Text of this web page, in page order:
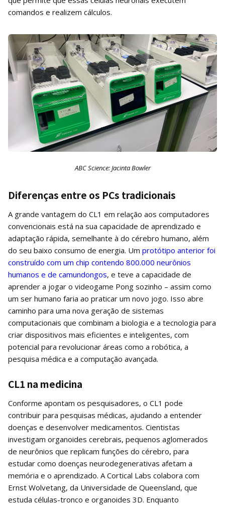
comandos e realizem cálculos.
ABC Science: Jacinta Bowler
Diferenças entre os PCs tradicionais
A grande vantagem do CL1 em relação aos computadores
convencionais está na sua capacidade de aprendizado e
adaptação rápida, semelhante à do cérebro humano, além
do seu baixo consumo de energia. Um protótipo anterior foi
construído com um chip contendo 800.000 neurônios
humanos e de camundongos, e teve a capacidade de
aprender a jogar o videogame Pong sozinho – assim como
um ser humano faria ao praticar um novo jogo. Isso abre
caminho para uma nova geração de sistemas
computacionais que combinam a biologia e a tecnologia para
criar dispositivos mais eficientes e inteligentes, com
potencial para revolucionar áreas como a robótica, a
pesquisa médica e a computação avançada.
CL1 na medicina
Conforme apontam os pesquisadores, o CL1 pode
contribuir para pesquisas médicas, ajudando a entender
doenças e desenvolver medicamentos. Cientistas
investigam organoides cerebrais, pequenos aglomerados
de neurônios que replicam funções do cérebro, para
estudar como doenças neurodegenerativas afetam a
memória e o aprendizado. A Cortical Labs colabora com
Ernst Wolvetang, da Universidade de Queensland, que
estuda células-tronco e organoides 3D. Enquanto